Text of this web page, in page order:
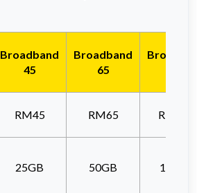
Broadband
45
Broadband
65
RM45 RM65 RM105
25GB 50GB 100GB